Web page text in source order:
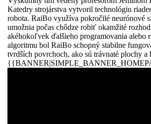
Katedry strojárstva vytvoril technológiu
robota. RaiBo využíva pokročilé neurónové
umožnia počas chôdze robiť okamžité
akéhokoľvek ďalšieho programovania alebo
algoritmu bol RaiBo schopný stabilne
tvrdších povrchoch, ako sú trávnaté plochy a